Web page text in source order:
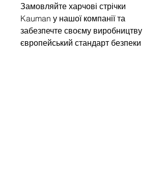
Замовляйте харчові стрічки
Kauman у нашої компанії та
забезпечте своєму виробництву
європейський стандарт безпеки